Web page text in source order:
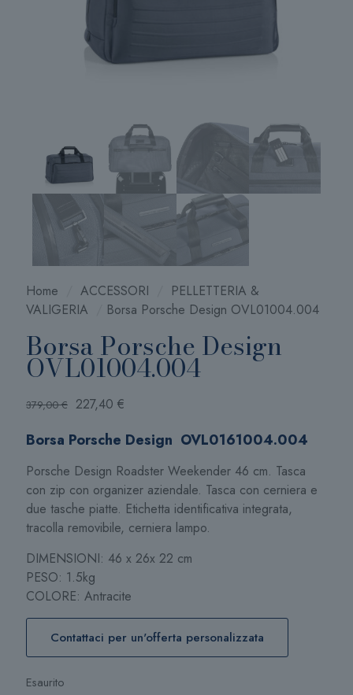
Home ACCESSORI
PELLETTERIA &
VALIGERIA
Borsa Porsche Design OVL01004.004
Borsa Porsche Design
OVL01004.004
379,00€ Il
originale
379,00 €.
227,40 €
attuale
227,40 €.
Borsa Porsche Design OVL0161004.004
Porsche Design Roadster Weekender 46 cm. Tasca
con zip con organizer aziendale. Tasca con cerniera e
due tasche piatte. Etichetta identificativa integrata,
tracolla removibile, cerniera lampo.
DIMENSIONI: 46 x 26x 22 cm
PESO: 1.5kg
COLORE: Antracite
Contattaci per un'offerta personalizzata
Esaurito